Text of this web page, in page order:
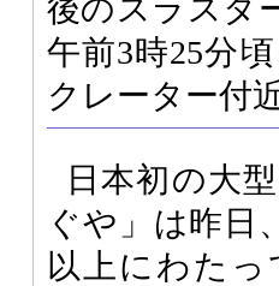
後のスラスタ
午前3時25分
クレーター付
日本初の大
ぐや」は昨日
以上にわた